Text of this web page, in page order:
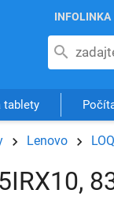
INFOLINKA
tablety
Lenovo LOQ